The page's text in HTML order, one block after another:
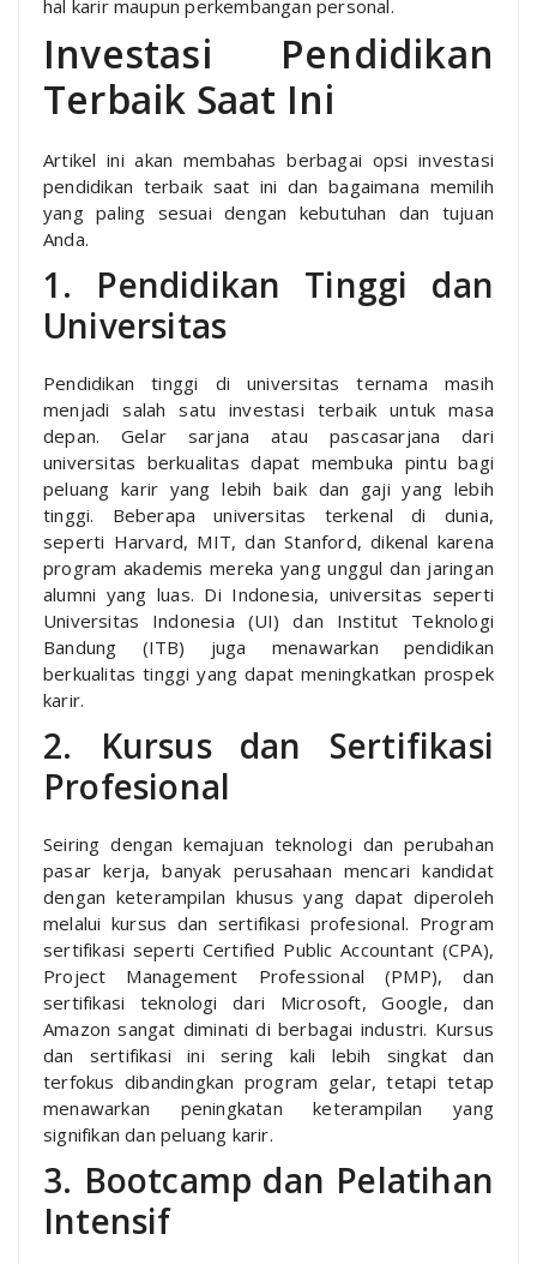
hal karir maupun perkembangan personal.
Investasi Pendidikan
Terbaik Saat Ini
Artikel ini akan membahas berbagai opsi investasi
pendidikan terbaik saat ini dan bagaimana memilih
yang paling sesuai dengan kebutuhan dan tujuan
Anda.
1. Pendidikan Tinggi dan
Universitas
Pendidikan tinggi di universitas ternama masih
menjadi salah satu investasi terbaik untuk masa
depan. Gelar sarjana atau pascasarjana dari
universitas berkualitas dapat membuka pintu bagi
peluang karir yang lebih baik dan gaji yang lebih
tinggi. Beberapa universitas terkenal di dunia,
seperti Harvard, MIT, dan Stanford, dikenal karena
program akademis mereka yang unggul dan jaringan
alumni yang luas. Di Indonesia, universitas seperti
Universitas Indonesia (UI) dan Institut Teknologi
Bandung (ITB) juga menawarkan pendidikan
berkualitas tinggi yang dapat meningkatkan prospek
karir.
2. Kursus dan Sertifikasi
Profesional
Seiring dengan kemajuan teknologi dan perubahan
pasar kerja, banyak perusahaan mencari kandidat
dengan keterampilan khusus yang dapat diperoleh
melalui kursus dan sertifikasi profesional. Program
sertifikasi seperti Certified Public Accountant (CPA),
Project Management Professional (PMP), dan
sertifikasi teknologi dari Microsoft, Google, dan
Amazon sangat diminati di berbagai industri. Kursus
dan sertifikasi ini sering kali lebih singkat dan
terfokus dibandingkan program gelar, tetapi tetap
menawarkan peningkatan keterampilan yang
signifikan dan peluang karir.
3. Bootcamp dan Pelatihan
Intensif